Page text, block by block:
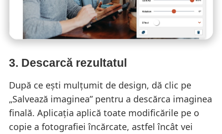
3. Descarcă rezultatul
După ce ești mulțumit de design, dă clic pe
„Salvează imaginea” pentru a descărca imaginea
finală. Aplicația aplică toate modificările pe o
copie a fotografiei încărcate, astfel încât vei